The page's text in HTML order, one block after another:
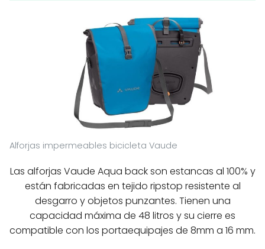
Alforjas impermeables bicicleta Vaude
Las alforjas Vaude Aqua back son estancas al 100% y
están fabricadas en tejido ripstop resistente al
desgarro y objetos punzantes. Tienen una
capacidad máxima de 48 litros y su cierre es
compatible con los portaequipajes de 8mm a 16 mm.